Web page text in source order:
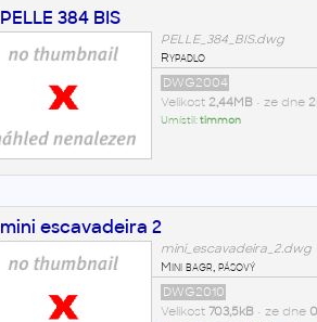
PELLE 384 BIS
PELLE_384_BIS.dwg
Rypadlo
DWG2004
Velikost 2,44MB• ze dne
Umístil:timmon
mini escavadeira 2
mini_escavadeira_2.dwg
Mini bagr, pásový
DWG2010
Velikost 703,5kB• ze dne